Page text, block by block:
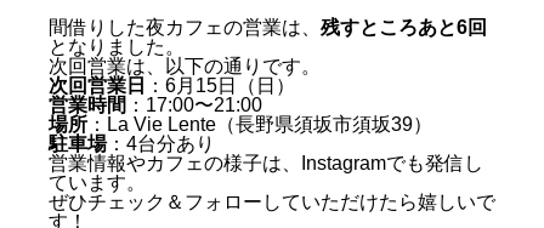
間借りした夜カフェの営業は、 残すところあと6回
となりました。
次回営業は、以下の通りです。
次回営業日
：6月15日（日）
営業時間 ：17:00〜21:00
場所 ：La Vie Lente（長野県須坂市須坂39）
駐車場：4台分あり
営業情報やカフェの様子は、Instagramでも発信し
ています。
ぜひチェック＆フォローしていただけたら嬉しいで
す！